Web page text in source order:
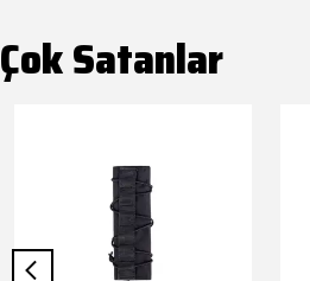
Çok Satanlar